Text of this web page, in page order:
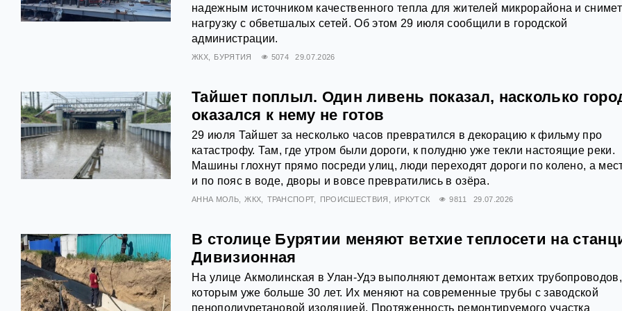
надежным источником качественного тепла для жителей микрорайона и снимет
нагрузку с обветшалых сетей. Об этом 29 июля сообщили в городской
администрации.
ЖКХ БУРЯТИЯ 5074 29.07.2026
Тайшет поплыл. Один ливень показал, насколько
оказался к нему не готов
29 июля Тайшет за несколько часов превратился в декорацию к фильму про
катастрофу. Там, где утром были дороги, к полудню уже текли настоящие реки.
Машины глохнут прямо посреди улиц, люди переходят дороги по колено, а
и по пояс в воде, дворы и вовсе превратились в озёра.
АННА МОЛЬ ЖКХ ТРАНСПОРТ ПРОИСШЕСТВИЯ ИРКУТСК 9811 29.07.2026
В столице Бурятии меняют ветхие теплосети на
Дивизионная
На улице Акмолинская в Улан-Удэ выполняют демонтаж ветхих трубопроводов,
которым уже больше 30 лет. Их меняют на современные трубы с заводской
пенополиуретановой изоляцией. Протяженность ремонтируемого участка